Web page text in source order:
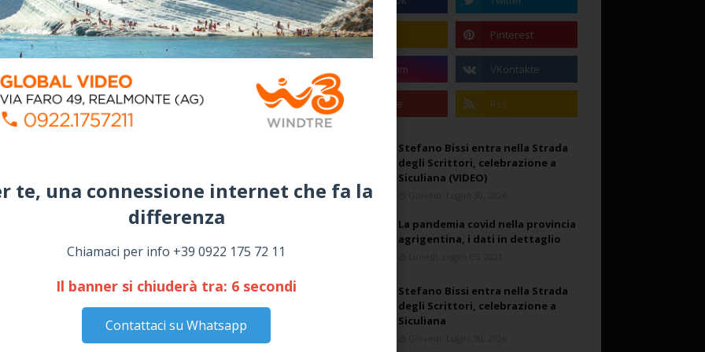
te, una connessione internet che fa la
differenza​
Chiamaci per info +39 0922 175 72 11
Il banner si chiuderà tra: 5 secondi
Contattaci su Whatsapp
Stefano Bissi entra nella Strada
degli Scrittori, celebrazione a
Siculiana (VIDEO)
La pandemia covid nella provincia
agrigentina, i dati in dettaglio
Stefano Bissi entra nella Strada
degli Scrittori, celebrazione a
Siculiana